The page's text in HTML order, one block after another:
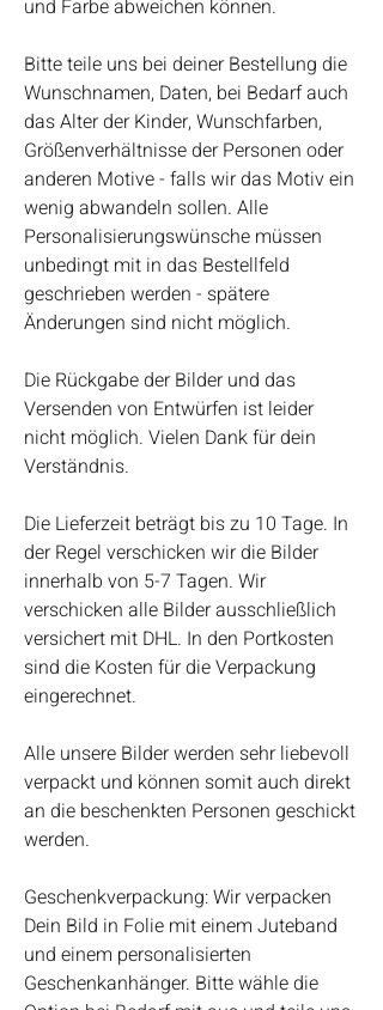
und Farbe abweichen können.
Bitte teile uns bei deiner Bestellung die
Wunschnamen, Daten, bei Bedarf auch
das Alter der Kinder, Wunschfarben,
Größenverhältnisse der Personen oder
anderen Motive - falls wir das Motiv ein
wenig abwandeln sollen. Alle
Personalisierungswünsche müssen
unbedingt mit in das Bestellfeld
geschrieben werden - spätere
Änderungen sind nicht möglich.
Die Rückgabe der Bilder und das
Versenden von Entwürfen ist leider
nicht möglich. Vielen Dank für dein
Verständnis.
Die Lieferzeit beträgt bis zu 10 Tage. In
der Regel verschicken wir die Bilder
innerhalb von 5-7 Tagen. Wir
verschicken alle Bilder ausschließlich
versichert mit DHL. In den Portkosten
sind die Kosten für die Verpackung
eingerechnet.
Alle unsere Bilder werden sehr liebevoll
verpackt und können somit auch direkt
an die beschenkten Personen geschickt
werden.
Geschenkverpackung: Wir verpacken
Dein Bild in Folie mit einem Juteband
und einem personalisierten
Geschenkanhänger. Bitte wähle die